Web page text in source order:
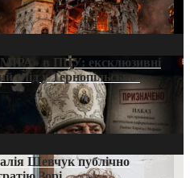
в ПЦУ: ексклюзивні
слід у Тернопільсько-
Шевчук публічно